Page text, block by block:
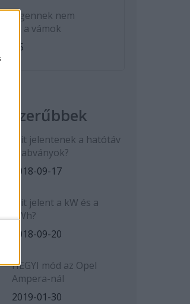
nem
a vámok
05
Mit jelentenek a hatótáv
szabványok?
2018-09-17
Mit jelent a kW és a
kWh?
2018-09-20
HEGYI mód az Opel
Ampera-nál
2019-01-30